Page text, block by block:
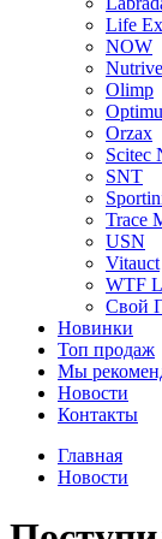
Life
NOW
Olimp
Orzax
Scitec
SNT
Trace
USN
Vitauct
WTF
Свой
Новинки
Топ продаж
Мы
Новости
Контакты
Главная
Новости